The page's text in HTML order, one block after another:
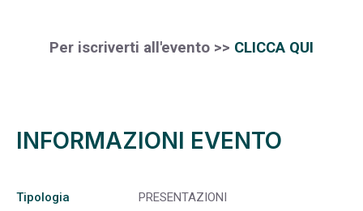
Per iscriverti all'evento >> CLICCA QUI
INFORMAZIONI EVENTO
Tipologia PRESENTAZIONI